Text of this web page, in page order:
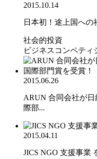
2015.10.14
日本初！途上国への
社会的投資
ビジネスコンペティ
2015.06.26
ARUN 合同会社が
際部...
2015.04.11
JICS NGO 支援事業